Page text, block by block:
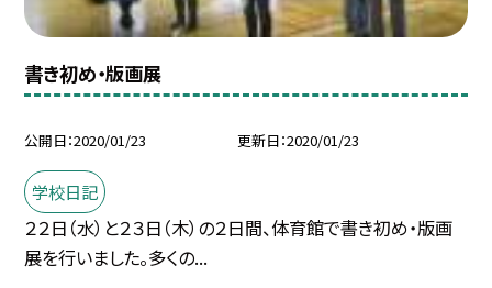
書き初め・版画展
公開日 2020/01/23 更新日 2020/01/23
学校日記
２２日（水）と２３日（木）の２日間、体育館で書き初め・版画
展を行いました。多くの...